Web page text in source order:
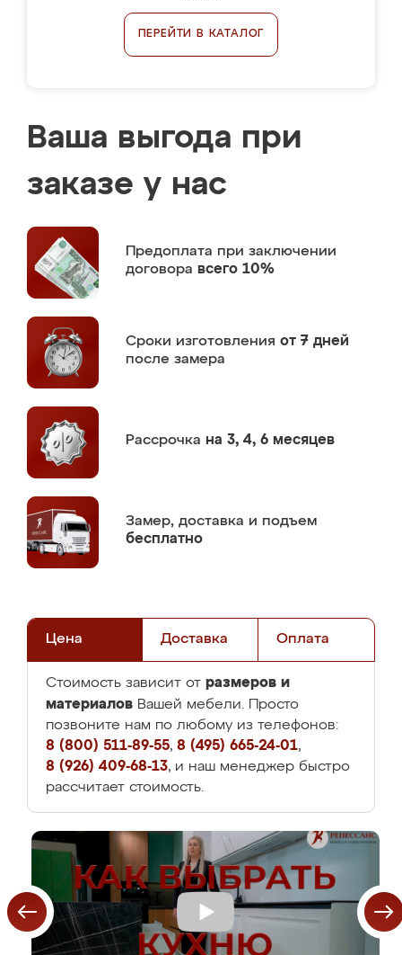
ПЕРЕЙТИ В КАТАЛОГ
Ваша выгода при
заказе у нас
Предоплата при заключении
договора всего 10%
Сроки изготовления от 7 дней
после замера
Рассрочка на 3, 4, 6 месяцев
Замер, доставка и подъем
бесплатно
Цена Доставка Оплата
Стоимость зависит от размеров и
материалов Вашей мебели. Просто
позвоните нам по любому из телефонов:
8 (800) 511-89-55, 8 (495) 665-24-01,
8 (926) 409-68-13, и наш менеджер быстро
рассчитает стоимость.